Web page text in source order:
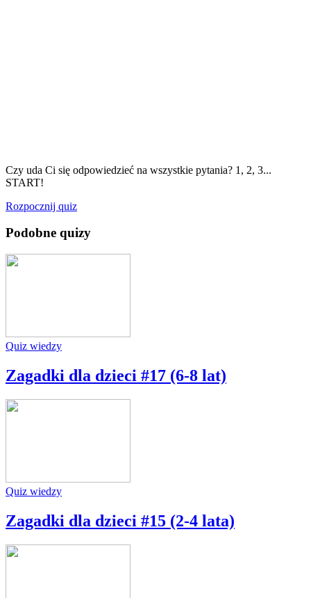
Czy uda Ci się odpowiedzieć na wszystkie pytania? 1, 2, 3...
START!
Rozpocznij quiz
Podobne quizy
Quiz wiedzy
Zagadki dla dzieci #17 (6-8 lat)
Quiz wiedzy
Zagadki dla dzieci #15 (2-4 lata)